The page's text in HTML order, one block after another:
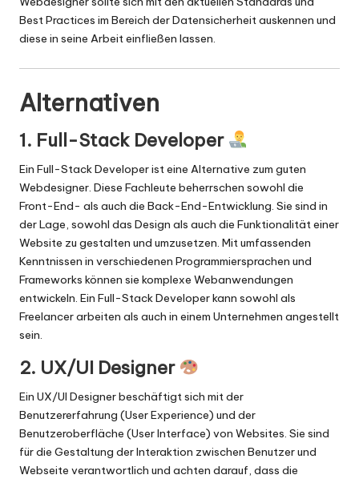
Best Practices im Bereich der Datensicherheit auskennen und
diese in seine Arbeit einfließen lassen.
Alternativen
1. Full-Stack Developer
Ein Full-Stack Developer ist eine Alternative zum guten
Webdesigner. Diese Fachleute beherrschen sowohl die
Front-End- als auch die Back-End-Entwicklung. Sie sind in
der Lage, sowohl das Design als auch die Funktionalität einer
Website zu gestalten und umzusetzen. Mit umfassenden
Kenntnissen in verschiedenen Programmiersprachen und
Frameworks können sie komplexe Webanwendungen
entwickeln. Ein Full-Stack Developer kann sowohl als
Freelancer arbeiten als auch in einem Unternehmen angestellt
sein.
2. UX/UI Designer
Ein UX/UI Designer beschäftigt sich mit der
Benutzererfahrung (User Experience) und der
Benutzeroberfläche (User Interface) von Websites. Sie sind
für die Gestaltung der Interaktion zwischen Benutzer und
Webseite verantwortlich und achten darauf, dass die